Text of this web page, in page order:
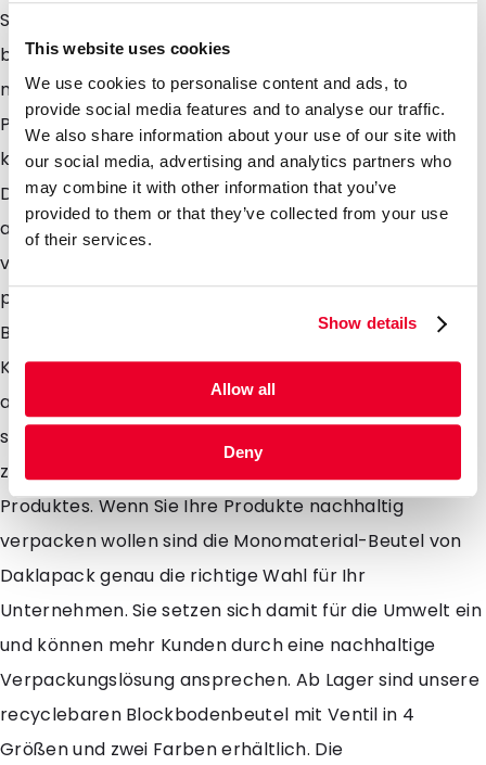
This website uses cookies
We use cookies to personalise content and ads, to
provide social media features and to analyse our traffic.
We also share information about your use of our site with
our social media, advertising and analytics partners who
may combine it with other information that you’ve
provided to them or that they’ve collected from your use
of their services.
Show details
Allow all
Deny
Sauerstoff und Feuchtigkeit geschützt. Die Barriere
beeinträchtigt die Recycelfähigkeit der Beutel aber
nicht, womit diese nach dem Gebrauch über den
Plastikmüll entsorgt und zu 100 % recycelt werden
können. Die Beutel sind dank dem integrierten
Druckverschluss wiederverschließbar. Sie können
auch mit einem herkömmlichen Heißsiegelgerät
verschweißt und vom Verbraucher dank der
praktischen Aufreißkerbe leicht geöffnet werden. Die
Beutel eignen sich primär für die Verpackung von
Kaffeebohnen, können aber auch für andere
ausgasende Produkte verwendet werden. Die Beutel
sind lebensmittelsicher und bieten aufgrund der
zusätzlichen Barriere eine längere Haltbarkeit ihres
Produktes. Wenn Sie Ihre Produkte nachhaltig
verpacken wollen sind die Monomaterial-Beutel von
Daklapack genau die richtige Wahl für Ihr
Unternehmen. Sie setzen sich damit für die Umwelt ein
und können mehr Kunden durch eine nachhaltige
Verpackungslösung ansprechen. Ab Lager sind unsere
recyclebaren Blockbodenbeutel mit Ventil in 4
Größen und zwei Farben erhältlich. Die